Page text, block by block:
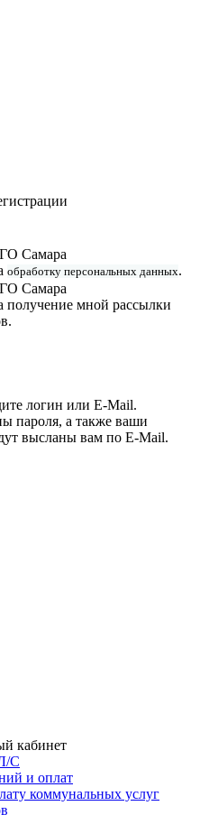
Самара
обработку персональных данных.
Самара
мной рассылки
логин или E-Mail.
пароля, а также ваши
высланы вам по E-Mail.
кабинет
С
и оплат
коммунальных услуг